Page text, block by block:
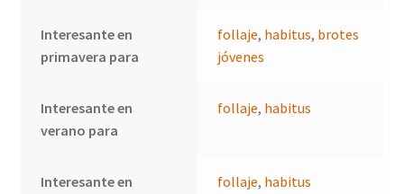
Interesante en
primavera para
follaje, habitus, brotes
jóvenes
Interesante en
verano para
follaje, habitus
Interesante en
follaje, habitus